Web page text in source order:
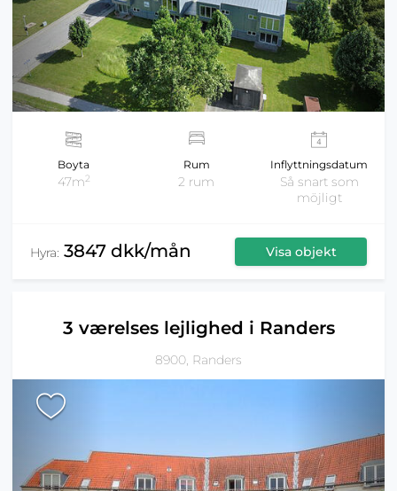
Boyta
47m2
Rum
2 rum
Inflyttningsdatum
Så snart som
möjligt
Hyra: 3847 dkk/mån Visa objekt
3 værelses lejlighed i Randers
8900, Randers